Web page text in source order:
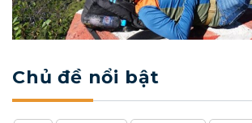
Chủ đề nổi bật